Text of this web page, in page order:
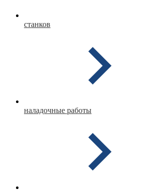
станков
наладочные работы